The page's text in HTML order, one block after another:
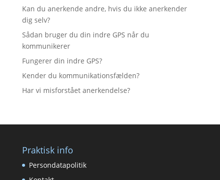
Kan du anerkende andre, hvis du ikke anerkender
dig selv?
Sådan bruger du din indre GPS når du
kommunikerer
Fungerer din indre GPS?
Kender du kommunikationsfælden?
Har vi misforstået anerkendelse?
Praktisk info
Persondatapolitik